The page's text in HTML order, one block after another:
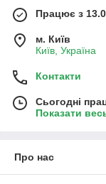
Працює з
м. Київ
Київ, Україна
Контакти
Сьогодні
Показати
Про нас